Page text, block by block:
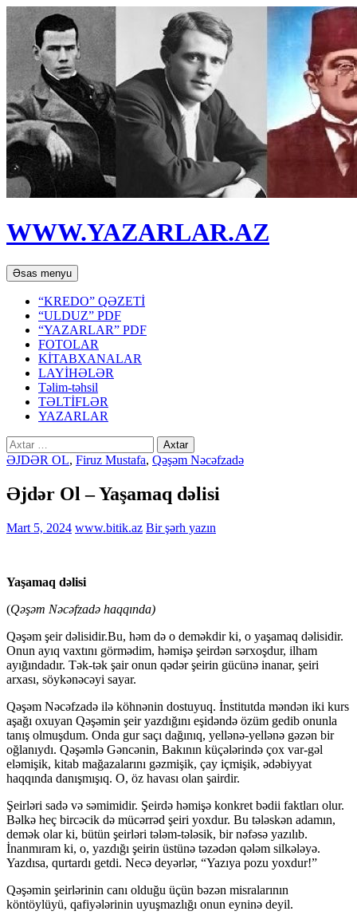
WWW.YAZARLAR.AZ
Axtar
Əsas menyu Mühtəviyyata
keç
“KREDO” QƏZETİ
“ULDUZ” PDF
“YAZARLAR” PDF
FOTOLAR
KİTABXANALAR
LAYİHƏLƏR
Təlim-təhsil
TƏLTİFLƏR
YAZARLAR
Axtarış:
ƏJDƏR OL, Firuz Mustafa, Qəşəm Nəcəfzadə
Əjdər Ol – Yaşamaq dəlisi
Mart 5, 2024 www.bitik.az Bir şərh yazın
Yaşamaq dəlisi
(Qəşəm Nəcəfzadə haqqında)
Qəşəm şeir dəlisidir.Bu, həm də o deməkdir ki, o yaşamaq dəlisidir.
Onun ayıq vaxtını görmədim, həmişə şeirdən sərxoşdur, ilham
ayığındadır. Tək-tək şair onun qədər şeirin gücünə inanar, şeiri
arxası, söykənəcəyi sayar.
Qəşəm Nəcəfzadə ilə köhnənin dostuyuq. İnstitutda məndən iki kurs
aşağı oxuyan Qəşəmin şeir yazdığını eşidəndə özüm gedib onunla
tanış olmuşdum. Onda gur saçı dağınıq, yellənə-yellənə gəzən bir
oğlanıydı. Qəşəmlə Gəncənin, Bakının küçələrində çox var-gəl
eləmişik, kitab mağazalarını gəzmişik, çay içmişik, ədəbiyyat
haqqında danışmışıq. O, öz havası olan şairdir.
Şeirləri sadə və səmimidir. Şeirdə həmişə konkret bədii faktları olur.
Bəlkə heç bircəcik də mücərrəd şeiri yoxdur. Bu tələskən adamın,
demək olar ki, bütün şeirləri tələm-tələsik, bir nəfəsə yazılıb.
İnanmıram ki, o, yazdığı şeirin üstünə təzədən qələm silkələyə.
Yazdısa, qurtardı getdi. Necə deyərlər, “Yazıya pozu yoxdur!”
Qəşəmin şeirlərinin canı olduğu üçün bəzən misralarının
köntöylüyü, qafiyələrinin uyuşmazlığı onun eyninə deyil.